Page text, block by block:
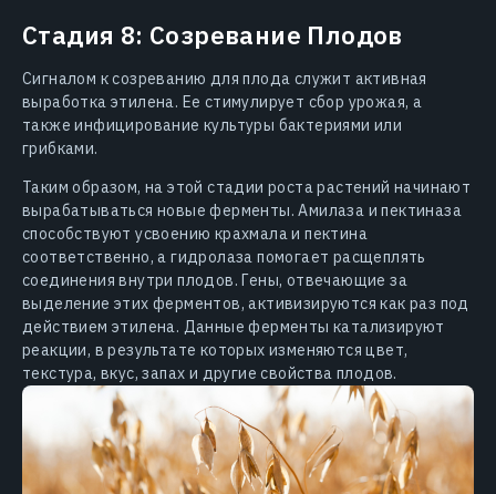
Стадия 8: Созревание Плодов
Сигналом к созреванию для плода служит активная
выработка этилена. Ее стимулирует сбор урожая, а
также инфицирование культуры бактериями или
грибками.
Таким образом, на этой стадии роста растений начинают
вырабатываться новые ферменты. Амилаза и пектиназа
способствуют усвоению крахмала и пектина
соответственно, а гидролаза помогает расщеплять
соединения внутри плодов. Гены, отвечающие за
выделение этих ферментов, активизируются как раз под
действием этилена. Данные ферменты катализируют
реакции, в результате которых изменяются цвет,
текстура, вкус, запах и другие свойства плодов.